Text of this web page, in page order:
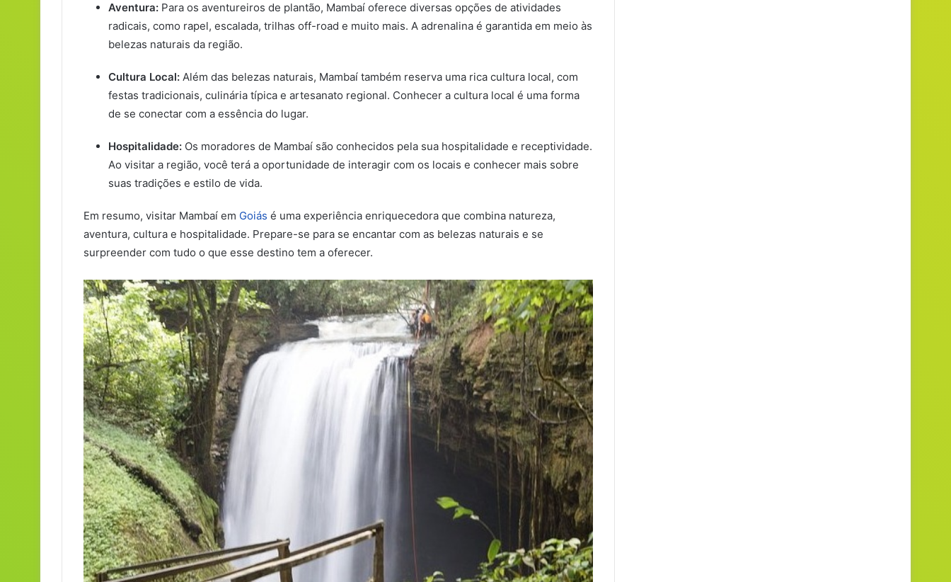
Aventura: Para os aventureiros de plantão, Mambaí oferece diversas opções de atividades
radicais, como rapel, escalada, trilhas off-road e muito mais. A adrenalina é garantida em meio às
belezas naturais da região.
Cultura Local: Além das belezas naturais, Mambaí também reserva uma rica cultura local, com
festas tradicionais, culinária típica e artesanato regional. Conhecer a cultura local é uma forma
de se conectar com a essência do lugar.
Hospitalidade: Os moradores de Mambaí são conhecidos pela sua hospitalidade e receptividade.
Ao visitar a região, você terá a oportunidade de interagir com os locais e conhecer mais sobre
suas tradições e estilo de vida.
Em resumo, visitar Mambaí em Goiás é uma experiência enriquecedora que combina natureza,
aventura, cultura e hospitalidade. Prepare-se para se encantar com as belezas naturais e se
surpreender com tudo o que esse destino tem a oferecer.